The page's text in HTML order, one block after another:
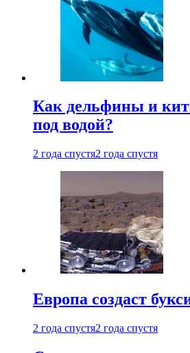
Как дельфины и
под водой?
2 года спустя2 года спустя
Европа создаст
2 года спустя2 года спустя